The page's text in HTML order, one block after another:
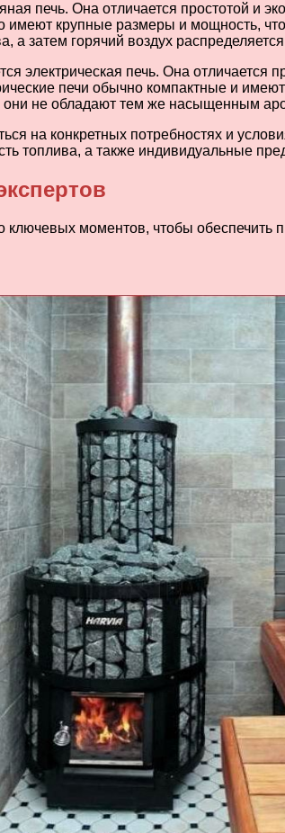
печь. Она отличается простотой и
крупные размеры и мощность,
а затем горячий воздух
электрическая печь. Она отличается
печи обычно компактные и
не обладают тем же насыщенным
на конкретных потребностях и
топлива, а также индивидуальные
моментов, чтобы обеспечить